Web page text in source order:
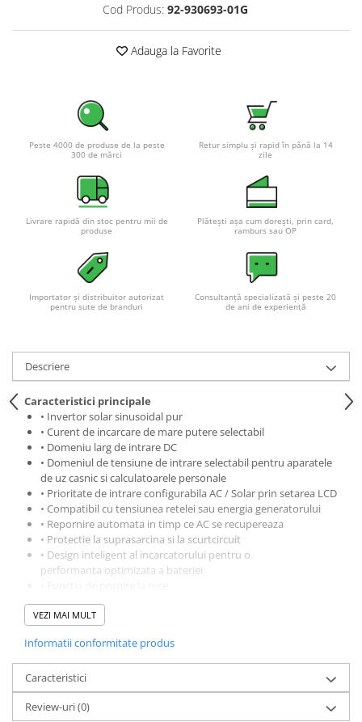
Cod Produs: 92-930693-01G
Adauga la Favorite
Peste 4000 de produse de la peste
300 de mărci
Retur simplu și rapid în până la 14
zile
Livrare rapidă din stoc pentru mii de
produse
Plătești așa cum dorești, prin card,
ramburs sau OP
Importator și distribuitor autorizat
pentru sute de branduri
Consultanță specializată și peste 20
de ani de experiență
Descriere
Caracteristici principale
• Invertor solar sinusoidal pur
• Curent de incarcare de mare putere selectabil
• Domeniu larg de intrare DC
• Domeniul de tensiune de intrare selectabil pentru aparatele
de uz casnic si calculatoarele personale
• Prioritate de intrare configurabila AC / Solar prin setarea LCD
• Compatibil cu tensiunea retelei sau energia generatorului
• Repornire automata in timp ce AC se recupereaza
• Protectie la suprasarcina si la scurtcircuit
• Design inteligent al incarcatorului pentru o
performanta optimizata a bateriei
• Operare paralela cu pana la 9 unitati
Intrare
Tensiune intrare 230 VAC
Domeniu selectabil de tensiune: 170-280 VAC (pentru
computerele personale); 90-280 VAC (pentru aparatele
electrocasnice)
VEZI MAI MULT
Informatii conformitate produs
Caracteristici
Review-uri(0)